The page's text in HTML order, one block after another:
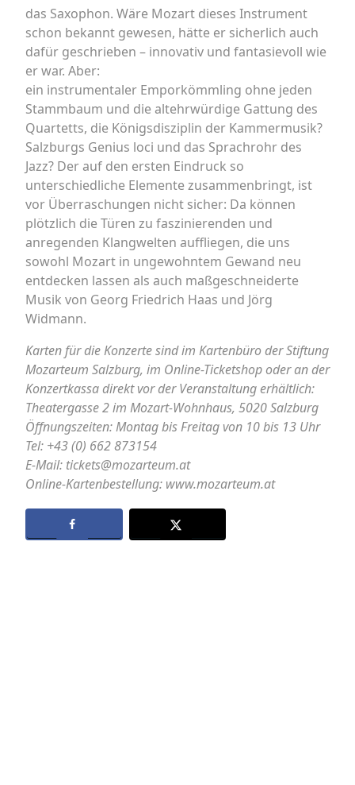
das Saxophon. Wäre Mozart dieses Instrument
schon bekannt gewesen, hätte er sicherlich auch
dafür geschrieben – innovativ und fantasievoll wie
er war. Aber:
ein instrumentaler Emporkömmling ohne jeden
Stammbaum und die altehrwürdige Gattung des
Quartetts, die Königsdisziplin der Kammermusik?
Salzburgs Genius loci und das Sprachrohr des
Jazz? Der auf den ersten Eindruck so
unterschiedliche Elemente zusammenbringt, ist
vor Überraschungen nicht sicher: Da können
plötzlich die Türen zu faszinierenden und
anregenden Klangwelten auffliegen, die uns
sowohl Mozart in ungewohntem Gewand neu
entdecken lassen als auch maßgeschneiderte
Musik von Georg Friedrich Haas und Jörg
Widmann.
Karten für die Konzerte sind im Kartenbüro der Stiftung
Mozarteum Salzburg, im Online-Ticketshop oder an der
Konzertkassa direkt vor der Veranstaltung erhältlich:
Theatergasse 2 im Mozart-Wohnhaus, 5020 Salzburg
Öffnungszeiten: Montag bis Freitag von 10 bis 13 Uhr
Tel: +43 (0) 662 873154
E-Mail: tickets@mozarteum.at
Online-Kartenbestellung: www.mozarteum.at